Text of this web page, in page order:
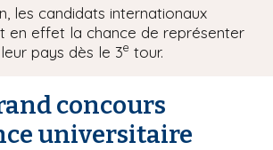
les candidats internationaux
en effet la chance de représenter
pays dès le 3e tour.
concours
universitaire